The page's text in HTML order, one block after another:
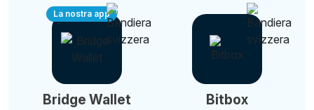
La nostra app
Bridge Wallet Bitbox